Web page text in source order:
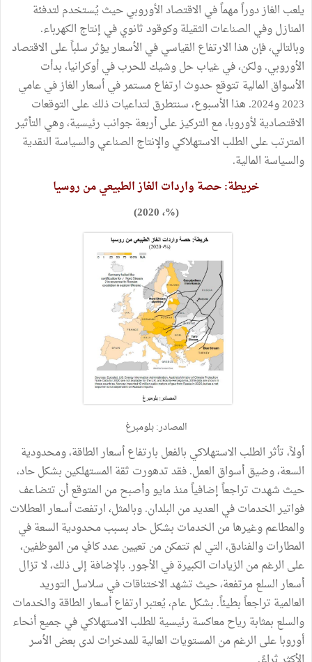
يلعب الغاز دوراً مهماً في الاقتصاد الأوروبي حيث يُستخدم لتدفئة
المنازل وفي الصناعات الثقيلة وكوقود ثانوي في إنتاج الكهرباء.
وبالتالي، فإن هذا الارتفاع القياسي في الأسعار يؤثر سلباً على الاقتصاد
الأوروبي. ولكن، في غياب حل وشيك للحرب في أوكرانيا، بدأت
الأسواق المالية تتوقع حدوث ارتفاع مستمر في أسعار الغاز في عامي
2023 و2024. هذا الأسبوع، سنتطرق لتداعيات ذلك على التوقعات
الاقتصادية لأوروبا، مع التركيز على أربعة جوانب رئيسية، وهي التأثير
المترتب على الطلب الاستهلاكي والإنتاج الصناعي والسياسة النقدية
والسياسة المالية.
خريطة: حصة واردات الغاز الطبيعي من روسيا
(%، 2020)
المصادر: بلومبرغ
أولاً، تأثر الطلب الاستهلاكي بالفعل بارتفاع أسعار الطاقة، ومحدودية
السعة، وضيق أسواق العمل. فقد تدهورت ثقة المستهلكين بشكل حاد،
حيث شهدت تراجعاً إضافياً منذ مايو وأصبح من المتوقع أن تتضاعف
فواتير الخدمات في العديد من البلدان. وبالمثل، ارتفعت أسعار العطلات
والمطاعم وغيرها من الخدمات بشكل حاد بسبب محدودية السعة في
المطارات والفنادق، التي لم تتمكن من تعيين عدد كافٍ من الموظفين،
على الرغم من الزيادات الكبيرة في الأجور. بالإضافة إلى ذلك، لا تزال
أسعار السلع مرتفعة، حيث تشهد الاختناقات في سلاسل التوريد
العالمية تراجعاً بطيئاً. بشكل عام، يُعتبر ارتفاع أسعار الطاقة والخدمات
والسلع بمثابة رياح معاكسة رئيسية للطلب الاستهلاكي في جميع أنحاء
أوروبا على الرغم من المستويات العالية للمدخرات لدى بعض الأسر